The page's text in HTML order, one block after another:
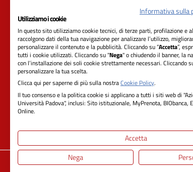
RIFERIMENTI
Azienda Ospedale-Università Padova
Sede Legale:
Cod. ISTAT 050901 - Cod. Fisc.
Informativa sulla
Utilizziamo i cookie
In questo sito utilizziamo cookie tecnici, di terze parti, profilazione e
raccolgono dati della tua navigazione per analizzare l’utilizzo,
personalizzare il contenuto e la pubblicità. Cliccando su “Accetta”,
tutti i cookie utilizzati. Cliccando su "Nega" o chiudendo il banner, la
con l’installazione dei soli cookie strettamente necessari. Cliccando
personalizzare la tua scelta.
Clicca qui per saperne di più sulla nostraCookie Policy.
Il tuo consenso e la politica cookie si applicano a tutti i siti web di
Università Padova", inclusi: Sito istituzionale, MyPrenota, BIObanca,
Online.
Accetta
Nega